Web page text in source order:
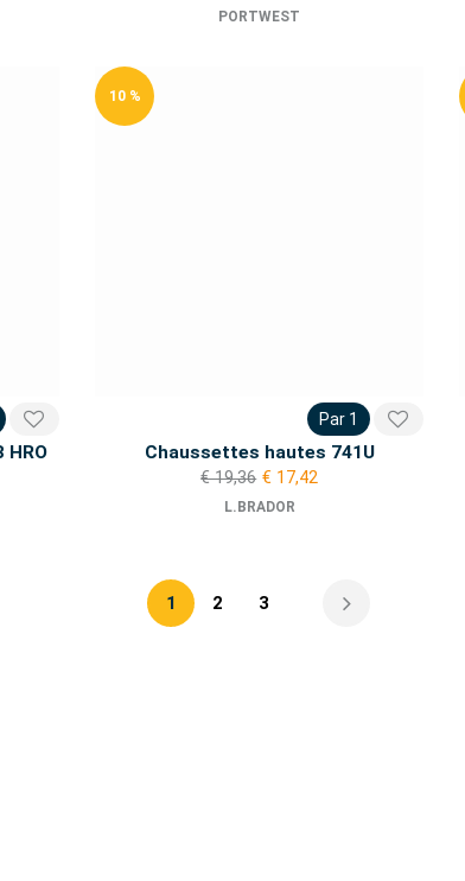
PORTWEST
HRO
10 %
Par 1
Chaussettes hautes 741U
€ 19,36 € 17,42
L.BRADOR
1 2 3